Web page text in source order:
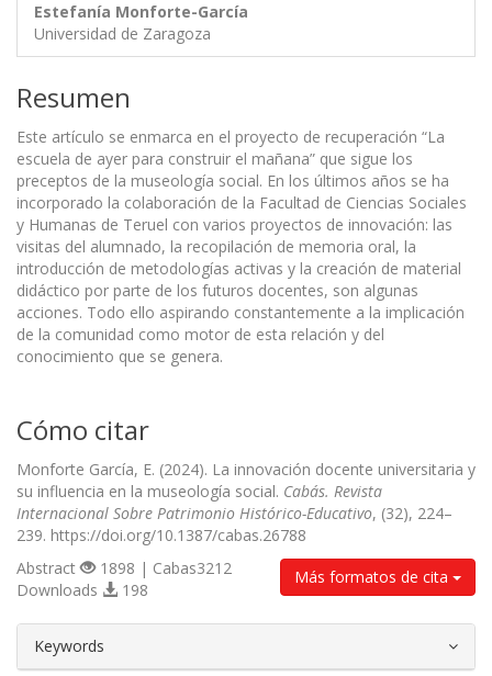
Estefanía Monforte-García
Universidad de Zaragoza
Resumen
Este artículo se enmarca en el proyecto de recuperación “La
escuela de ayer para construir el mañana” que sigue los
preceptos de la museología social. En los últimos años se ha
incorporado la colaboración de la Facultad de Ciencias Sociales
y Humanas de Teruel con varios proyectos de innovación: las
visitas del alumnado, la recopilación de memoria oral, la
introducción de metodologías activas y la creación de material
didáctico por parte de los futuros docentes, son algunas
acciones. Todo ello aspirando constantemente a la implicación
de la comunidad como motor de esta relación y del
conocimiento que se genera.
Cómo citar
Monforte García, E. (2024). La innovación docente universitaria y
su influencia en la museología social. Cabás. Revista
Internacional Sobre Patrimonio Histórico-Educativo, (32), 224–
239. https://doi.org/10.1387/cabas.26788
Más formatos de cita
Abstract
1898 | Cabas3212
Downloads
198
Keywords